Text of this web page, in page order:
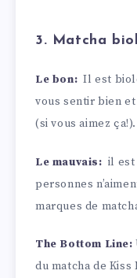
3. Matcha
Le bon: Il est
vous sentir bien
(si vous aimez ça!).
Le mauvais: il est
personnes
marques de
The Bottom Line:
du matcha de